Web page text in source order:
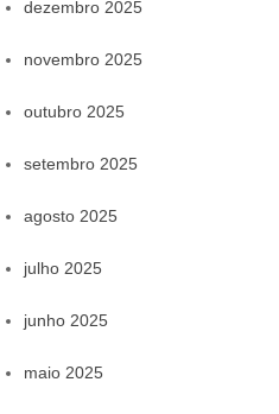
dezembro 2025
novembro 2025
outubro 2025
setembro 2025
agosto 2025
julho 2025
junho 2025
maio 2025